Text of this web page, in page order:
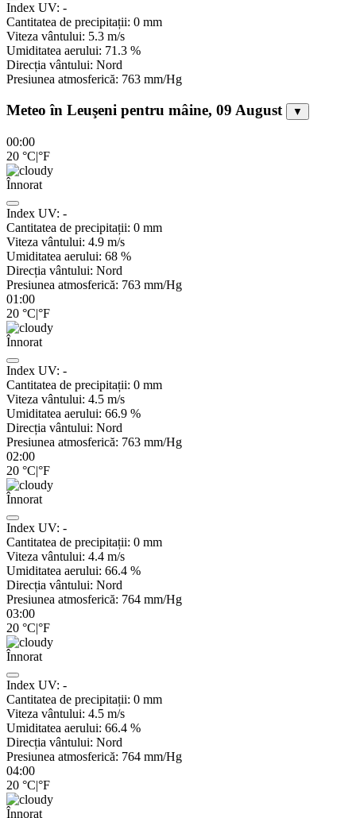
Index UV: -
Cantitatea de precipitații: 0 mm
Viteza vântului: 5.3 m/s
Umiditatea aerului: 71.3 %
Direcția vântului: Nord
Presiunea atmosferică: 763 mm/Hg
Meteo în Leuşeni pentru mâine, 09 August ▼
00:00
20 °C|°F
Înnorat
Index UV: -
Cantitatea de precipitații: 0 mm
Viteza vântului: 4.9 m/s
Umiditatea aerului: 68 %
Direcția vântului: Nord
Presiunea atmosferică: 763 mm/Hg
01:00
20 °C|°F
Înnorat
Index UV: -
Cantitatea de precipitații: 0 mm
Viteza vântului: 4.5 m/s
Umiditatea aerului: 66.9 %
Direcția vântului: Nord
Presiunea atmosferică: 763 mm/Hg
02:00
20 °C|°F
Înnorat
Index UV: -
Cantitatea de precipitații: 0 mm
Viteza vântului: 4.4 m/s
Umiditatea aerului: 66.4 %
Direcția vântului: Nord
Presiunea atmosferică: 764 mm/Hg
03:00
20 °C|°F
Înnorat
Index UV: -
Cantitatea de precipitații: 0 mm
Viteza vântului: 4.5 m/s
Umiditatea aerului: 66.4 %
Direcția vântului: Nord
Presiunea atmosferică: 764 mm/Hg
04:00
20 °C|°F
Înnorat